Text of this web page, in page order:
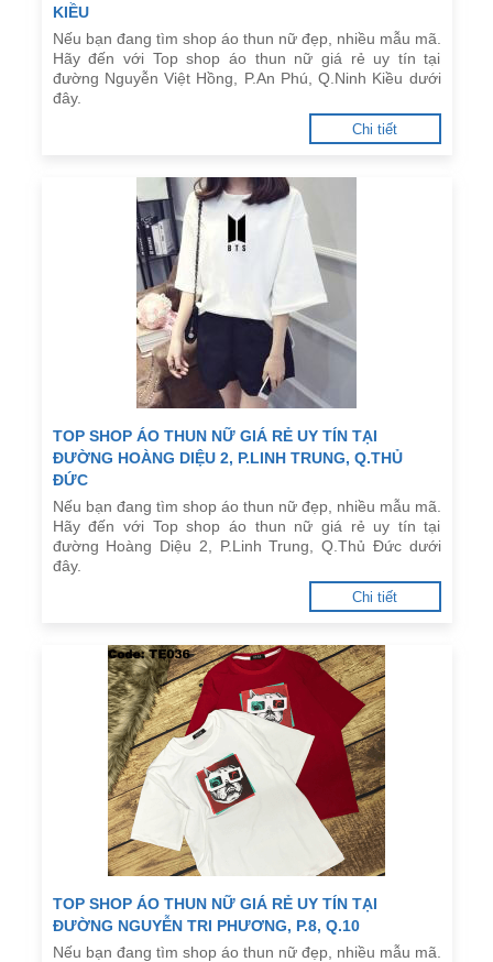
KIỀU
Nếu bạn đang tìm shop áo thun nữ đẹp, nhiều mẫu mã.
Hãy đến với Top shop áo thun nữ giá rẻ uy tín tại
đường Nguyễn Việt Hồng, P.An Phú, Q.Ninh Kiều dưới
đây.
Chi tiết
TOP SHOP ÁO THUN NỮ GIÁ RẺ UY TÍN TẠI
ĐƯỜNG HOÀNG DIỆU 2, P.LINH TRUNG, Q.THỦ
ĐỨC
Nếu bạn đang tìm shop áo thun nữ đẹp, nhiều mẫu mã.
Hãy đến với Top shop áo thun nữ giá rẻ uy tín tại
đường Hoàng Diệu 2, P.Linh Trung, Q.Thủ Đức dưới
đây.
Chi tiết
TOP SHOP ÁO THUN NỮ GIÁ RẺ UY TÍN TẠI
ĐƯỜNG NGUYỄN TRI PHƯƠNG, P.8, Q.10
Nếu bạn đang tìm shop áo thun nữ đẹp, nhiều mẫu mã.